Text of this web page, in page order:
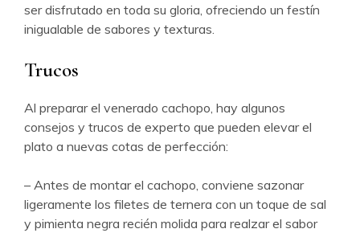
ser disfrutado en toda su gloria, ofreciendo un festín
inigualable de sabores y texturas.
Trucos
Al preparar el venerado cachopo, hay algunos
consejos y trucos de experto que pueden elevar el
plato a nuevas cotas de perfección:
– Antes de montar el cachopo, conviene sazonar
ligeramente los filetes de ternera con un toque de sal
y pimienta negra recién molida para realzar el sabor